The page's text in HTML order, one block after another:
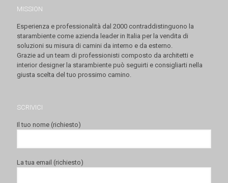
MISSION
Esperienza e professionalità dal 2000 contraddistinguono la
starambiente come azienda leader in Italia per la vendita di
soluzioni su misura di camini da interno e da esterno.
Grazie ad un team di professionisti composto da architetti e
interior designer la starambiente può seguirti e consigliarti nella
giusta scelta del tuo prossimo camino.
SCRIVICI
Il tuo nome (richiesto)
La tua email (richiesto)